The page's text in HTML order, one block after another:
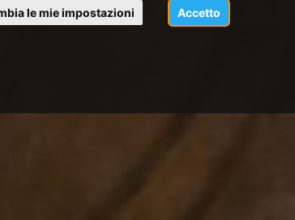
Accetto
le mie impostazioni